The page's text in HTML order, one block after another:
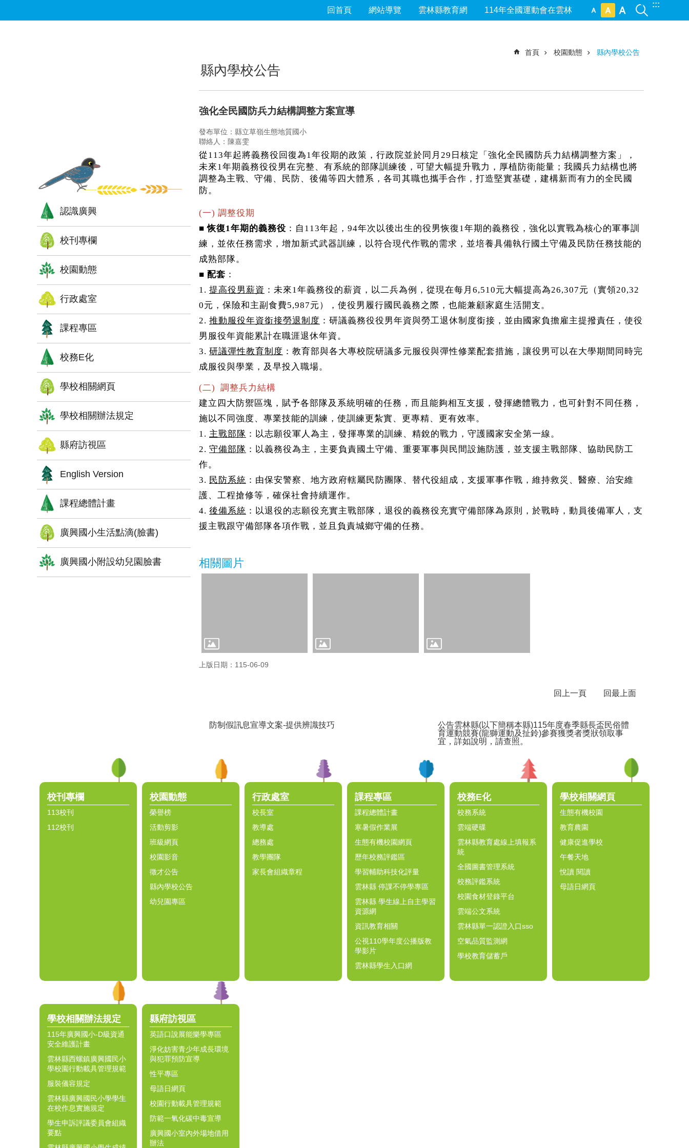
:::
回首頁 網站導覽 雲林縣教育網 114年全國運動會在雲林
認識廣興
校刊專欄
校園動態
行政處室
課程專區
校務E化
學校相關網頁
學校相關辦法規定
縣府訪視區
English Version
課程總體計畫
廣興國小生活點滴(臉書)
廣興國小附設幼兒園臉書
首頁 校園動態 縣內學校公告
縣內學校公告
強化全民國防兵力結構調整方案宣導
發布單位：縣立草嶺生態地質國小
聯絡人：陳嘉雯
從113年起將義務役回復為1年役期的政策，行政院並於同月29日核定「強化全民國防兵力結構調整方案」，
未來1年期義務役役男在完整、有系統的部隊訓練後，可望大幅提升戰力，厚植防衛能量；我國兵力結構也將
調整為主戰、守備、民防、後備等四大體系，各司其職也攜手合作，打造堅實基礎，建構新而有力的全民國
防。
(一) 調整役期
■恢復1年期的義務役 ：自113年起，94年次以後出生的役男恢復1年期的義務役，強化以實戰為核心的軍事訓
練，並依任務需求，增加新式武器訓練，以符合現代作戰的需求，並培養具備執行國土守備及民防任務技能的
成熟部隊。
■ 配套 ：
1. 提高役男薪資 ：未來1年義務役的薪資，以二兵為例，從現在每月6,510元大幅提高為26,307元（實領20,32
0元，保險和主副食費5,987元），使役男履行國民義務之際，也能兼顧家庭生活開支。
2. 推動服役年資銜接勞退制度 ：研議義務役役男年資與勞工退休制度銜接，並由國家負擔雇主提撥責任，使役
男服役年資能累計在職涯退休年資。
3. 研議彈性教育制度 ：教育部與各大專校院研議多元服役與彈性修業配套措施，讓役男可以在大學期間同時完
成服役與學業，及早投入職場。
(二) 調整兵力結構
建立四大防禦區塊，賦予各部隊及系統明確的任務，而且能夠相互支援，發揮總體戰力，也可針對不同任務，
施以不同強度、專業技能的訓練，使訓練更紮實、更專精、更有效率。
1. 主戰部隊 ：以志願役軍人為主，發揮專業的訓練、精銳的戰力，守護國家安全第一線。
2. 守備部隊 ：以義務役為主，主要負責國土守備、重要軍事與民間設施防護，並支援主戰部隊、協助民防工
作。
3. 民防系統 ：由保安警察、地方政府轄屬民防團隊、替代役組成，支援軍事作戰，維持救災、醫療、治安維
護、工程搶修等，確保社會持續運作。
4. 後備系統 ：以退役的志願役充實主戰部隊，退役的義務役充實守備部隊為原則，於戰時，動員後備軍人，支
援主戰跟守備部隊各項作戰，並且負責城鄉守備的任務。
相關圖片
上版日期：115-06-09
回上一頁 回最上面
防制假訊息宣導文案-提供辨識技巧
公告雲林縣(以下簡稱本縣)115年度春季縣長盃民俗體
育運動競賽(龍獅運動及扯鈴)參賽獲獎者獎狀領取事
宜，詳如說明，請查照。
校刊專欄
113校刊
112校刊
校園動態
榮譽榜
活動剪影
班級網頁
校園影音
徵才公告
縣內學校公告
幼兒園專區
行政處室
校長室
教導處
總務處
教學團隊
家長會組織章程
課程專區
課程總體計畫
寒暑假作業展
生態有機校園網頁
歷年校務評鑑區
學習輔助科技化評量
雲林縣 停課不停學專區
雲林縣 學生線上自主學習
資源網
資訊教育相關
公視110學年度公播版教
學影片
雲林縣學生入口網
校務E化
校務系統
雲端硬碟
雲林縣教育處線上填報系
統
全國圖書管理系統
校務評鑑系統
校園食材登錄平台
雲端公文系統
雲林縣單一認證入口sso
空氣品質監測網
學校教育儲蓄戶
學校相關網頁
生態有機校園
教育農園
健康促進學校
午餐天地
悅讀 閱讀
母語日網頁
學校相關辦法規定
115年廣興國小-D級資通
安全維護計畫
雲林縣西螺鎮廣興國民小
學校園行動載具管理規範
服裝儀容規定
雲林縣廣興國民小學學生
在校作息實施規定
學生申訴評議委員會組織
要點
縣府訪視區
英語口說展能樂學專區
淨化妨害青少年成長環境
與犯罪預防宣導
性平專區
母語日網頁
校園行動載具管理規範
防範一氧化碳中毒宣導
廣興國小室內外場地借用
辦法